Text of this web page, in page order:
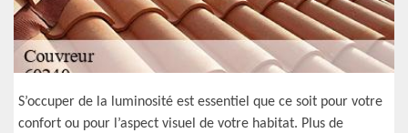
S’occuper de la luminosité est essentiel que ce soit pour votre
confort ou pour l’aspect visuel de votre habitat. Plus de